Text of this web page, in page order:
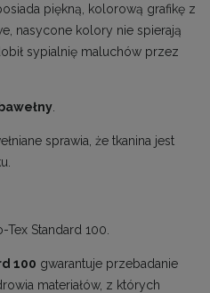
piękną, kolorową grafikę z
nasycone kolory nie spierają
sypialnię maluchów przez
sprawia, że tkanina jest
Standard 100.
100 gwarantuje przebadanie
materiałów, z których